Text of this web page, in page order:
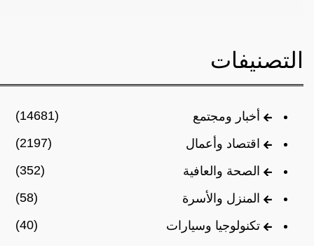
التصنيفات
أخبار ومجتمع
(14681)
اقتصاد وأعمال
(2197)
الصحة والعافية
(352)
المنزل والأسرة
(58)
تكنولوجيا وسيارات
(40)